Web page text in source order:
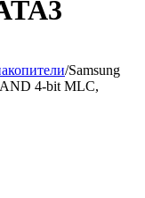
/Samsung
4-bit MLC,